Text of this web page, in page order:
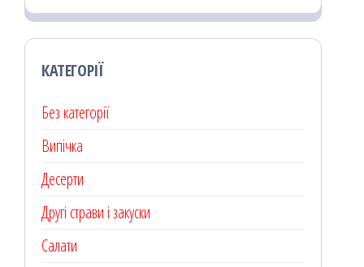
КАТЕГОРІЇ
Без категорії
Випічка
Десерти
Другі страви і закуски
Салати